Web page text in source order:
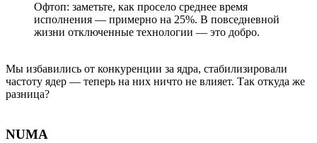
Офтоп: заметьте, как просело среднее время
исполнения — примерно на 25%. В повседневной
жизни отключенные технологии — это добро.
Мы избавились от конкуренции за ядра, стабилизировали
частоту ядер — теперь на них ничто не влияет. Так откуда же
разница?
NUMA